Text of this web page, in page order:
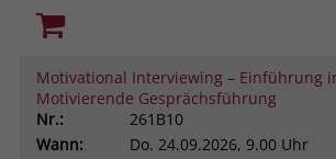
Motivational Interviewing – Einführung
Motivierende Gesprächsführung
Nr.:
261B10
Wann:
Do. 24.09.2026, 9.00 Uhr